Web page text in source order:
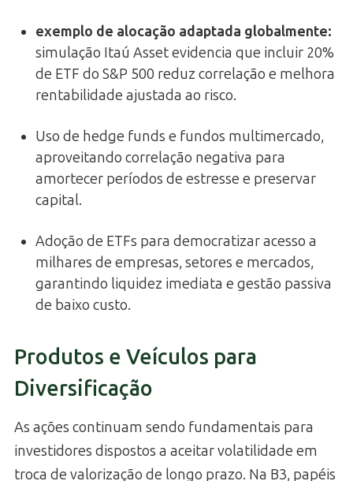
exemplo de alocação adaptada globalmente:
simulação Itaú Asset evidencia que incluir 20%
de ETF do S&P 500 reduz correlação e melhora
rentabilidade ajustada ao risco.
Uso de hedge funds e fundos multimercado,
aproveitando correlação negativa para
amortecer períodos de estresse e preservar
capital.
Adoção de ETFs para democratizar acesso a
milhares de empresas, setores e mercados,
garantindo liquidez imediata e gestão passiva
de baixo custo.
Produtos e Veículos para
Diversificação
As ações continuam sendo fundamentais para
investidores dispostos a aceitar volatilidade em
troca de valorização de longo prazo. Na B3, papéis